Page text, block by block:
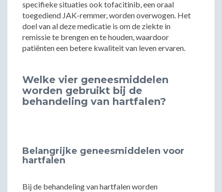
specifieke situaties ook tofacitinib, een oraal
toegediend JAK-remmer, worden overwogen. Het
doel van al deze medicatie is om de ziekte in
remissie te brengen en te houden, waardoor
patiënten een betere kwaliteit van leven ervaren.
Welke vier geneesmiddelen
worden gebruikt bij de
behandeling van hartfalen?
Belangrijke geneesmiddelen voor
hartfalen
Bij de behandeling van hartfalen worden